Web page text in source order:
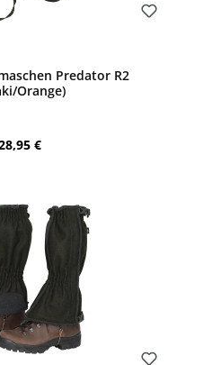
Predator R2
Orange)
Preis:
€